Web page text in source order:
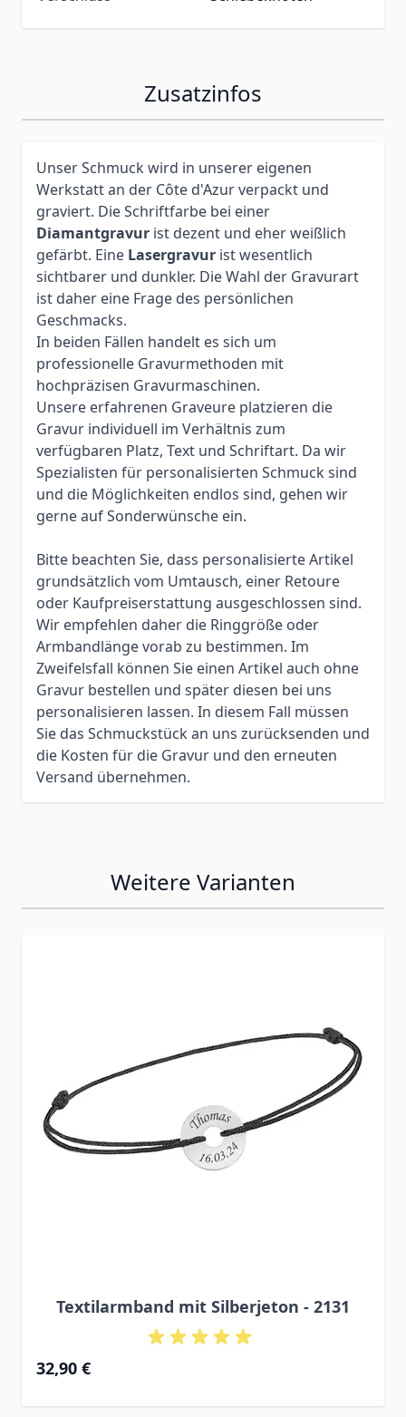
Zusatzinfos
Unser Schmuck wird in unserer eigenen
Werkstatt an der Côte d'Azur verpackt und
graviert. Die Schriftfarbe bei einer
Diamantgravur ist dezent und eher weißlich
gefärbt. Eine Lasergravur ist wesentlich
sichtbarer und dunkler. Die Wahl der Gravurart
ist daher eine Frage des persönlichen
Geschmacks.
In beiden Fällen handelt es sich um
professionelle Gravurmethoden mit
hochpräzisen Gravurmaschinen.
Unsere erfahrenen Graveure platzieren die
Gravur individuell im Verhältnis zum
verfügbaren Platz, Text und Schriftart. Da wir
Spezialisten für personalisierten Schmuck sind
und die Möglichkeiten endlos sind, gehen wir
gerne auf Sonderwünsche ein.
Bitte beachten Sie, dass personalisierte Artikel
grundsätzlich vom Umtausch, einer Retoure
oder Kaufpreiserstattung ausgeschlossen sind.
Wir empfehlen daher die Ringgröße oder
Armbandlänge vorab zu bestimmen. Im
Zweifelsfall können Sie einen Artikel auch ohne
Gravur bestellen und später diesen bei uns
personalisieren lassen. In diesem Fall müssen
Sie das Schmuckstück an uns zurücksenden und
die Kosten für die Gravur und den erneuten
Versand übernehmen.
Weitere Varianten
Textilarmband mit Silberjeton - 2131
32,90 €